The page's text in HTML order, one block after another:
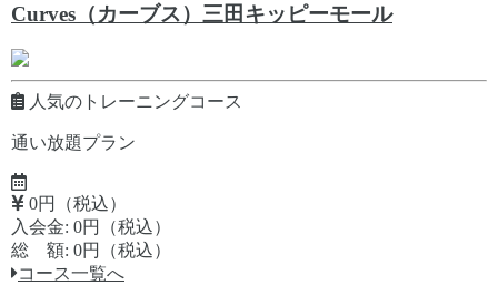
Curves（カーブス）三田キッピーモール
人気のトレーニングコース
通い放題プラン
0円（税込）
入会金: 0円（税込）
総 額: 0円（税込）
コース一覧へ